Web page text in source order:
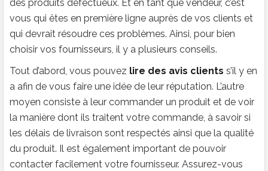
des produits défectueux. Et en tant que vendeur, c’est
vous qui êtes en première ligne auprès de vos clients et
qui devrait résoudre ces problèmes. Ainsi, pour bien
choisir vos fournisseurs, il y a plusieurs conseils.
Tout d’abord, vous pouvez lire des avis clients s’il y en
a afin de vous faire une idée de leur réputation. L’autre
moyen consiste à leur commander un produit et de voir
la manière dont ils traitent votre commande, à savoir si
les délais de livraison sont respectés ainsi que la qualité
du produit. Il est également important de pouvoir
contacter facilement votre fournisseur. Assurez-vous